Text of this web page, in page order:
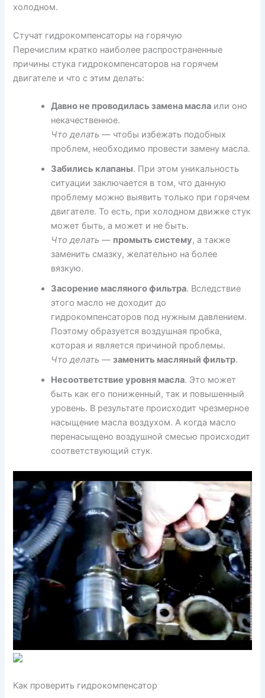
холодном.
Стучат гидрокомпенсаторы на горячую
Перечислим кратко наиболее распространенные
причины стука гидрокомпенсаторов на горячем
двигателе и что с этим делать:
Давно не проводилась замена масла или оно
некачественное.
Что делать — чтобы избежать подобных
проблем, необходимо провести замену масла.
Забились клапаны. При этом уникальность
ситуации заключается в том, что данную
проблему можно выявить только при горячем
двигателе. То есть, при холодном движке стук
может быть, а может и не быть.
Что делать — промыть систему, а также
заменить смазку, желательно на более
вязкую.
Засорение масляного фильтра. Вследствие
этого масло не доходит до
гидрокомпенсаторов под нужным давлением.
Поэтому образуется воздушная пробка,
которая и является причиной проблемы.
Что делать —заменить масляный фильтр.
Несоответствие уровня масла. Это может
быть как его пониженный, так и повышенный
уровень. В результате происходит чрезмерное
насыщение масла воздухом. А когда масло
перенасыщено воздушной смесью происходит
соответствующий стук.
Как проверить гидрокомпенсатор